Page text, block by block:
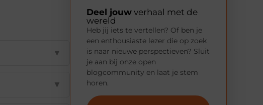
▼
▼
Deel jouw verhaal met de
wereld
Heb jij iets te vertellen? Of ben je
een enthousiaste lezer die op zoek
is naar nieuwe perspectieven? Sluit
je aan bij onze open
blogcommunity en laat je stem
horen.